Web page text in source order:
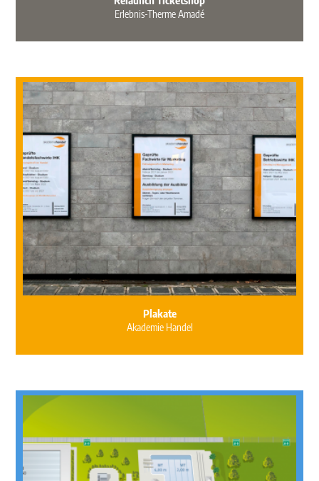
Erlebnis-Therme Amadé
Plakate
Akademie Handel